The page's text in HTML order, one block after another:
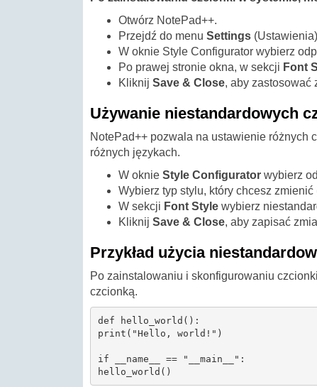
Otwórz NotePad++.
Przejdź do menu Settings
W oknie Style Configurator wybierz
Po prawej stronie okna, w sekcji Font
Kliknij Save & Close, aby zastosować
Używanie niestandardowych
NotePad++ pozwala na ustawienie różnych
różnych językach.
W oknie Style Configurator wybierz
Wybierz typ stylu, który chcesz zmienić
W sekcji Font Style wybierz
Kliknij Save & Close, aby zapisać
Przykład użycia
Po zainstalowaniu i skonfigurowaniu
czcionką.
def hello_world():
print("Hello, world!")
if __name__ == "__main__":